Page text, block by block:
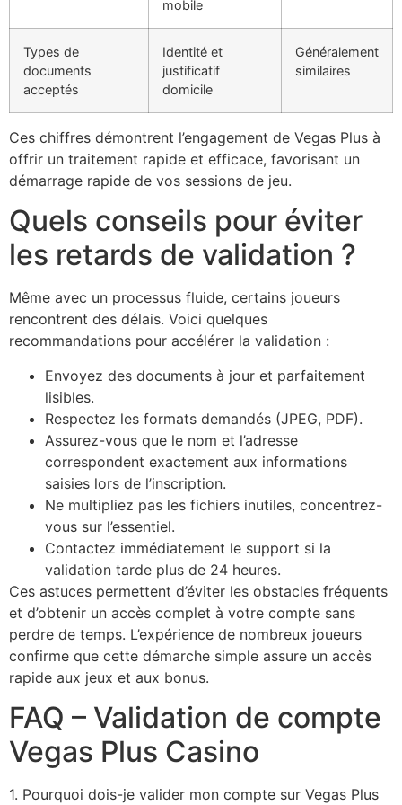
mobile
Types de
documents
acceptés
Identité et
justificatif
domicile
Généralement
similaires
Ces chiffres démontrent l’engagement de Vegas Plus à
offrir un traitement rapide et efficace, favorisant un
démarrage rapide de vos sessions de jeu.
Quels conseils pour éviter
les retards de validation ?
Même avec un processus fluide, certains joueurs
rencontrent des délais. Voici quelques
recommandations pour accélérer la validation :
Envoyez des documents à jour et parfaitement
lisibles.
Respectez les formats demandés (JPEG, PDF).
Assurez-vous que le nom et l’adresse
correspondent exactement aux informations
saisies lors de l’inscription.
Ne multipliez pas les fichiers inutiles, concentrez-
vous sur l’essentiel.
Contactez immédiatement le support si la
validation tarde plus de 24 heures.
Ces astuces permettent d’éviter les obstacles fréquents
et d’obtenir un accès complet à votre compte sans
perdre de temps. L’expérience de nombreux joueurs
confirme que cette démarche simple assure un accès
rapide aux jeux et aux bonus.
FAQ – Validation de compte
Vegas Plus Casino
1. Pourquoi dois-je valider mon compte sur Vegas Plus